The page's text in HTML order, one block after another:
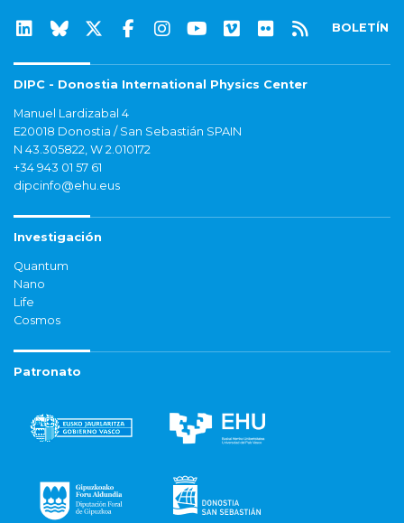
BOLETÍN
DIPC - Donostia International Physics Center
Manuel Lardizabal 4
E20018 Donostia / San Sebastián SPAIN
N 43.305822, W 2.010172
+34 943 01 57 61
dipcinfo@ehu.eus
Investigación
Quantum
Nano
Life
Cosmos
Patronato